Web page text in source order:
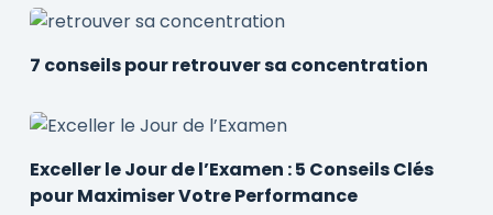
7 conseils pour retrouver sa concentration
Exceller le Jour de l’Examen : 5 Conseils Clés
pour Maximiser Votre Performance